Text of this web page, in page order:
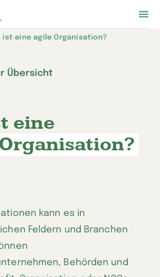
ist eine agile Organisation?
Übersicht
eine
kann es in
Feldern und Branchen
Behörden und